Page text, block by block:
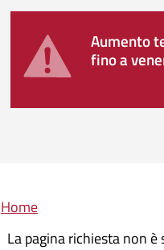
Aumento
fino a
Briciole di pane
Home
La pagina richiesta non